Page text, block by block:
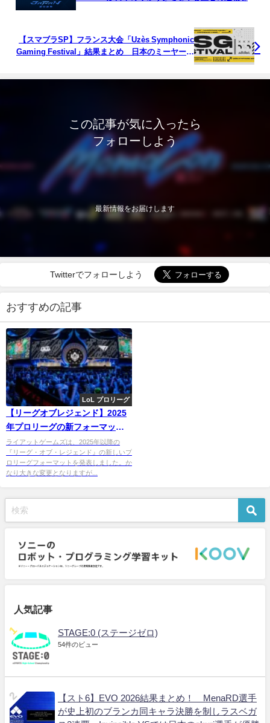
【スマブラSP】フランス大会「Uzès Symphonic
Gaming Festival」結果まとめ 日本のミーヤー選
この記事が気に入ったら
フォローしよう
最新情報をお届けします
Twitterでフォローしよう
おすすめの記事
LoL プロリーグ
【リーグオブレジェンド】2025
年プロリーグの新フォーマット
が発表。新たなドラフトルール
も
ライアットゲームズは、2025年以降の
『リーグ・オブ・レジェンド』の新しいプ
ロリーグフォーマットを発表しました。か
なり大きな変更となりますが...
人気記事
STAGE:0 (ステージゼロ)
54件のビュー
【スト6】EVO 2026結果まとめ！ MenaRD選手
が史上初のブランカ同キャラ決勝を制しラスベガ